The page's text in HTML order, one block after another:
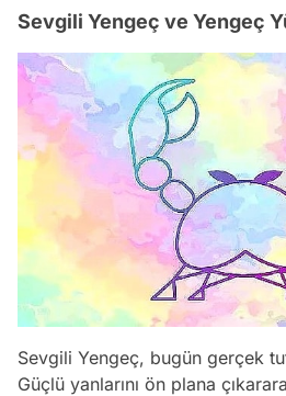
Sevgili Yengeç ve Yengeç
Sevgili Yengeç, bugün gerçek
Güçlü yanlarını ön plana